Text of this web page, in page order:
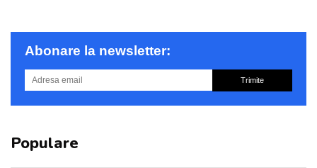
Abonare la newsletter:
Trimite
Populare